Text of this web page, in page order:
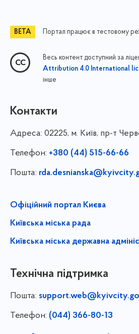
Портал працює в тестовому
Весь контент доступний за
Attribution 4.0 International
інше
Контакти
Адреса: 02225, м. Київ, пр-т
Телефон: +380 (44) 515-66-66
Пошта:
Офіційний портал Києва
Київська міська рада
Київська міська державна
Технічна підтримка
Пошта:
Телефон: (044) 366-80-13